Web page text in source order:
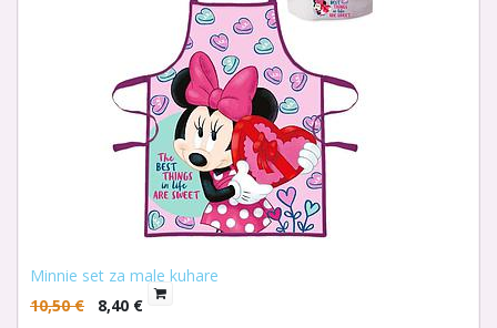
Minnie set za male kuhare
10,50€ 8,40 €